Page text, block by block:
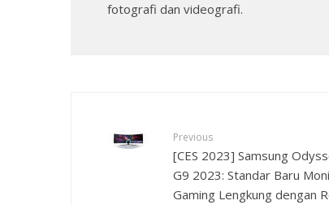
fotografi dan videografi.
Previous
[CES 2023] Samsung
G9 2023: Standar Baru
Gaming Lengkung dengan